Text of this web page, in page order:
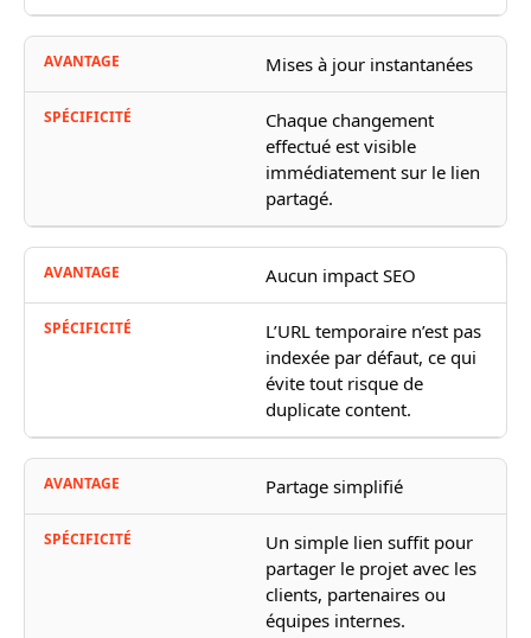
Mises à jour instantanées
Chaque changement
effectué est visible
immédiatement sur le lien
partagé.
Aucun impact SEO
L’URL temporaire n’est pas
indexée par défaut, ce qui
évite tout risque de
duplicate content.
Partage simplifié
Un simple lien suffit pour
partager le projet avec les
clients, partenaires ou
équipes internes.